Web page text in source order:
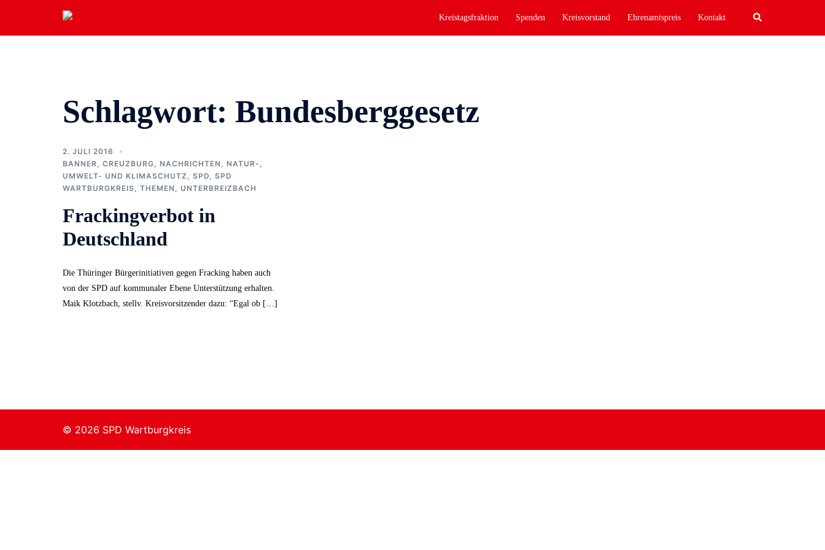
springen
Kreistagsfraktion Spenden Kreisvorstand Ehrenamtspreis Kontakt Search
Schlagwort: Bundesberggesetz
2. JULI 2016
BANNER
CREUZBURG NACHRICHTEN
NATUR-,
UMWELT- UND KLIMASCHUTZ
SPD
SPD
WARTBURGKREIS
THEMEN UNTERBREIZBACH
Frackingverbot in
Deutschland
Die Thüringer Bürgerinitiativen gegen Fracking haben auch
von der SPD auf kommunaler Ebene Unterstützung erhalten.
Maik Klotzbach, stellv. Kreisvorsitzender dazu: “Egal ob […]
© 2026 SPD Wartburgkreis